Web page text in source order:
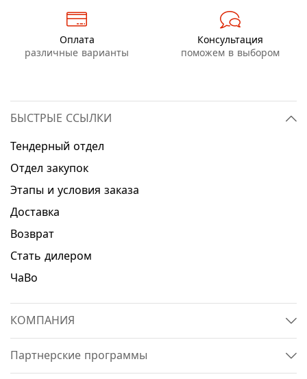
Оплата
различные варианты
Консультация
поможем в выбором
БЫСТРЫЕ ССЫЛКИ
Тендерный отдел
Отдел закупок
Этапы и условия заказа
Доставка
Возврат
Стать дилером
ЧаВо
КОМПАНИЯ
Партнерские программы